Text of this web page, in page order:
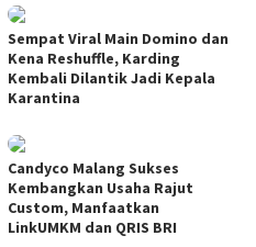
Sempat Viral Main Domino dan
Kena Reshuffle, Karding
Kembali Dilantik Jadi Kepala
Karantina
Candyco Malang Sukses
Kembangkan Usaha Rajut
Custom, Manfaatkan
LinkUMKM dan QRIS BRI